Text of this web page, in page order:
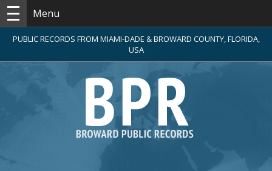
Menu
PUBLIC RECORDS FROM MIAMI-DADE & BROWARD COUNTY, FLORIDA,
USA